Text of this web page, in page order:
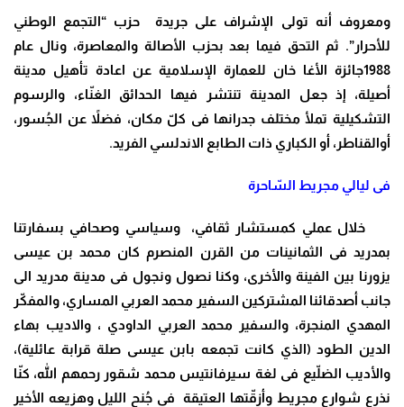
ومعروف أنه تولى الإشراف على جريدة حزب “التجمع الوطني
للأحرار”. ثم التحق فيما بعد بحزب الأصالة والمعاصرة، ونال عام
1988جائزة الأغا خان للعمارة الإسلامية عن اعادة تأهيل مدينة
أصيلة، إذ جعل المدينة تنتشر فيها الحدائق الغنّاء، والرسوم
التشكيلية تملأ مختلف جدرانها فى كلّ مكان، فضلاً عن الجُسور،
أوالقناطر، أو الكباري ذات الطابع الاندلسي الفريد.
فى ليالي مجريط السّاحرة
خلال عملي كمستشار ثقافي، وسياسي وصحافي بسفارتنا
بمدريد فى الثمانينات من القرن المنصرم كان محمد بن عيسى
يزورنا بين الفينة والأخرى، وكنا نصول ونجول فى مدينة مدريد الى
جانب أصدقائنا المشتركين السفير محمد العربي المساري، والمفكّر
المهدي المنجرة، والسفير محمد العربي الداودي ، والاديب بهاء
الدين الطود (الذي كانت تجمعه بابن عيسى صلة قرابة عائلية)،
والأديب الضلّيع فى لغة سيرفانتيس محمد شقور رحمهم الله، كنّا
نذرع شوارع مجريط وأزقّتها العتيقة فى جُنح الليل وهزيعه الأخير